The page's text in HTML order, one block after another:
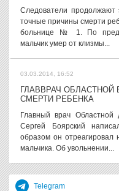
Следователи продолжают
точные причины смерти
больнице № 1. По
мальчик умер от клизмы...
03.03.2014, 16:52
ГЛАВВРАЧ
СМЕРТИ РЕБЕНКА
Главный врач
Сергей Боярский
образом он отреагировал
мальчика. Об увольнении...
Telegram